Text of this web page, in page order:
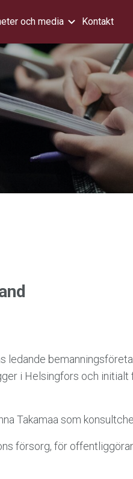
och media Kontakt
ledande
i Helsingfors och initialt
Takamaa som
försorg, för